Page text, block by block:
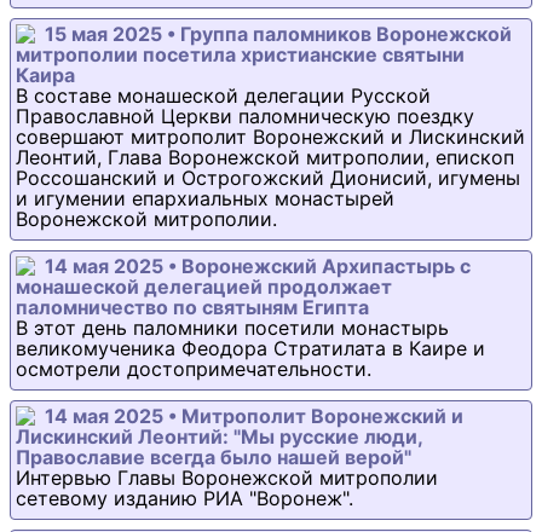
15 мая 2025 • Группа паломников Воронежской
митрополии посетила христианские святыни
Каира
В составе монашеской делегации Русской
Православной Церкви паломническую поездку
совершают митрополит Воронежский и Лискинский
Леонтий, Глава Воронежской митрополии, епископ
Россошанский и Острогожский Дионисий, игумены
и игумении епархиальных монастырей
Воронежской митрополии.
14 мая 2025 • Воронежский Архипастырь с
монашеской делегацией продолжает
паломничество по святыням Египта
В этот день паломники посетили монастырь
великомученика Феодора Стратилата в Каире и
осмотрели достопримечательности.
14 мая 2025 • Митрополит Воронежский и
Лискинский Леонтий: "Мы русские люди,
Православие всегда было нашей верой"
Интервью Главы Воронежской митрополии
сетевому изданию РИА "Воронеж".